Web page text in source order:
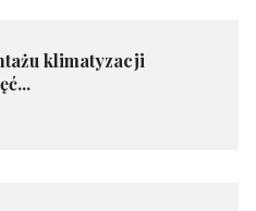
klimatyzacji